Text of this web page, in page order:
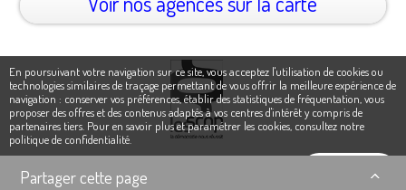
Partager cette page
En poursuivant votre navigation sur ce site, vous acceptez l'utilisation de cookies ou
technologies similaires de traçage permettant de vous offrir la meilleure expérience de
navigation : conserver vos préférences, établir des statistiques de fréquentation, vous
proposer des offres et des contenus adaptés à vos centres d'intérêt y compris de
partenaires tiers. Pour en savoir plus et paramétrer les cookies, consultez notre
politique de confidentialité
Ok, j'accepte